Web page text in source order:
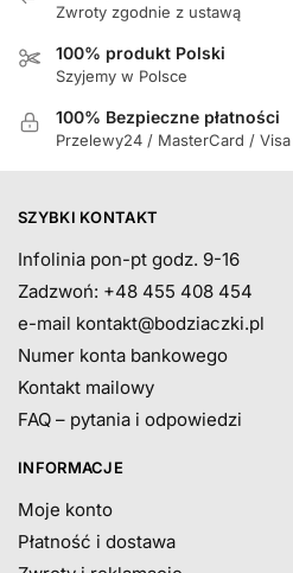
Zwroty zgodnie z ustawą
100% produkt Polski
Szyjemy w Polsce
100% Bezpieczne płatności
Przelewy24 / MasterCard / Visa
SZYBKI KONTAKT
Infolinia pon-pt godz. 9-16
Zadzwoń: +48 455 408 454
e-mail kontakt@bodziaczki.pl
Numer konta bankowego
Kontakt mailowy
FAQ – pytania i odpowiedzi
INFORMACJE
Moje konto
Płatność i dostawa